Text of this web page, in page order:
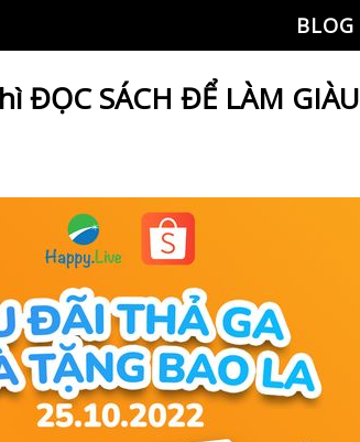
BLOG
ĐỌC SÁCH ĐỂ LÀM GIÀU